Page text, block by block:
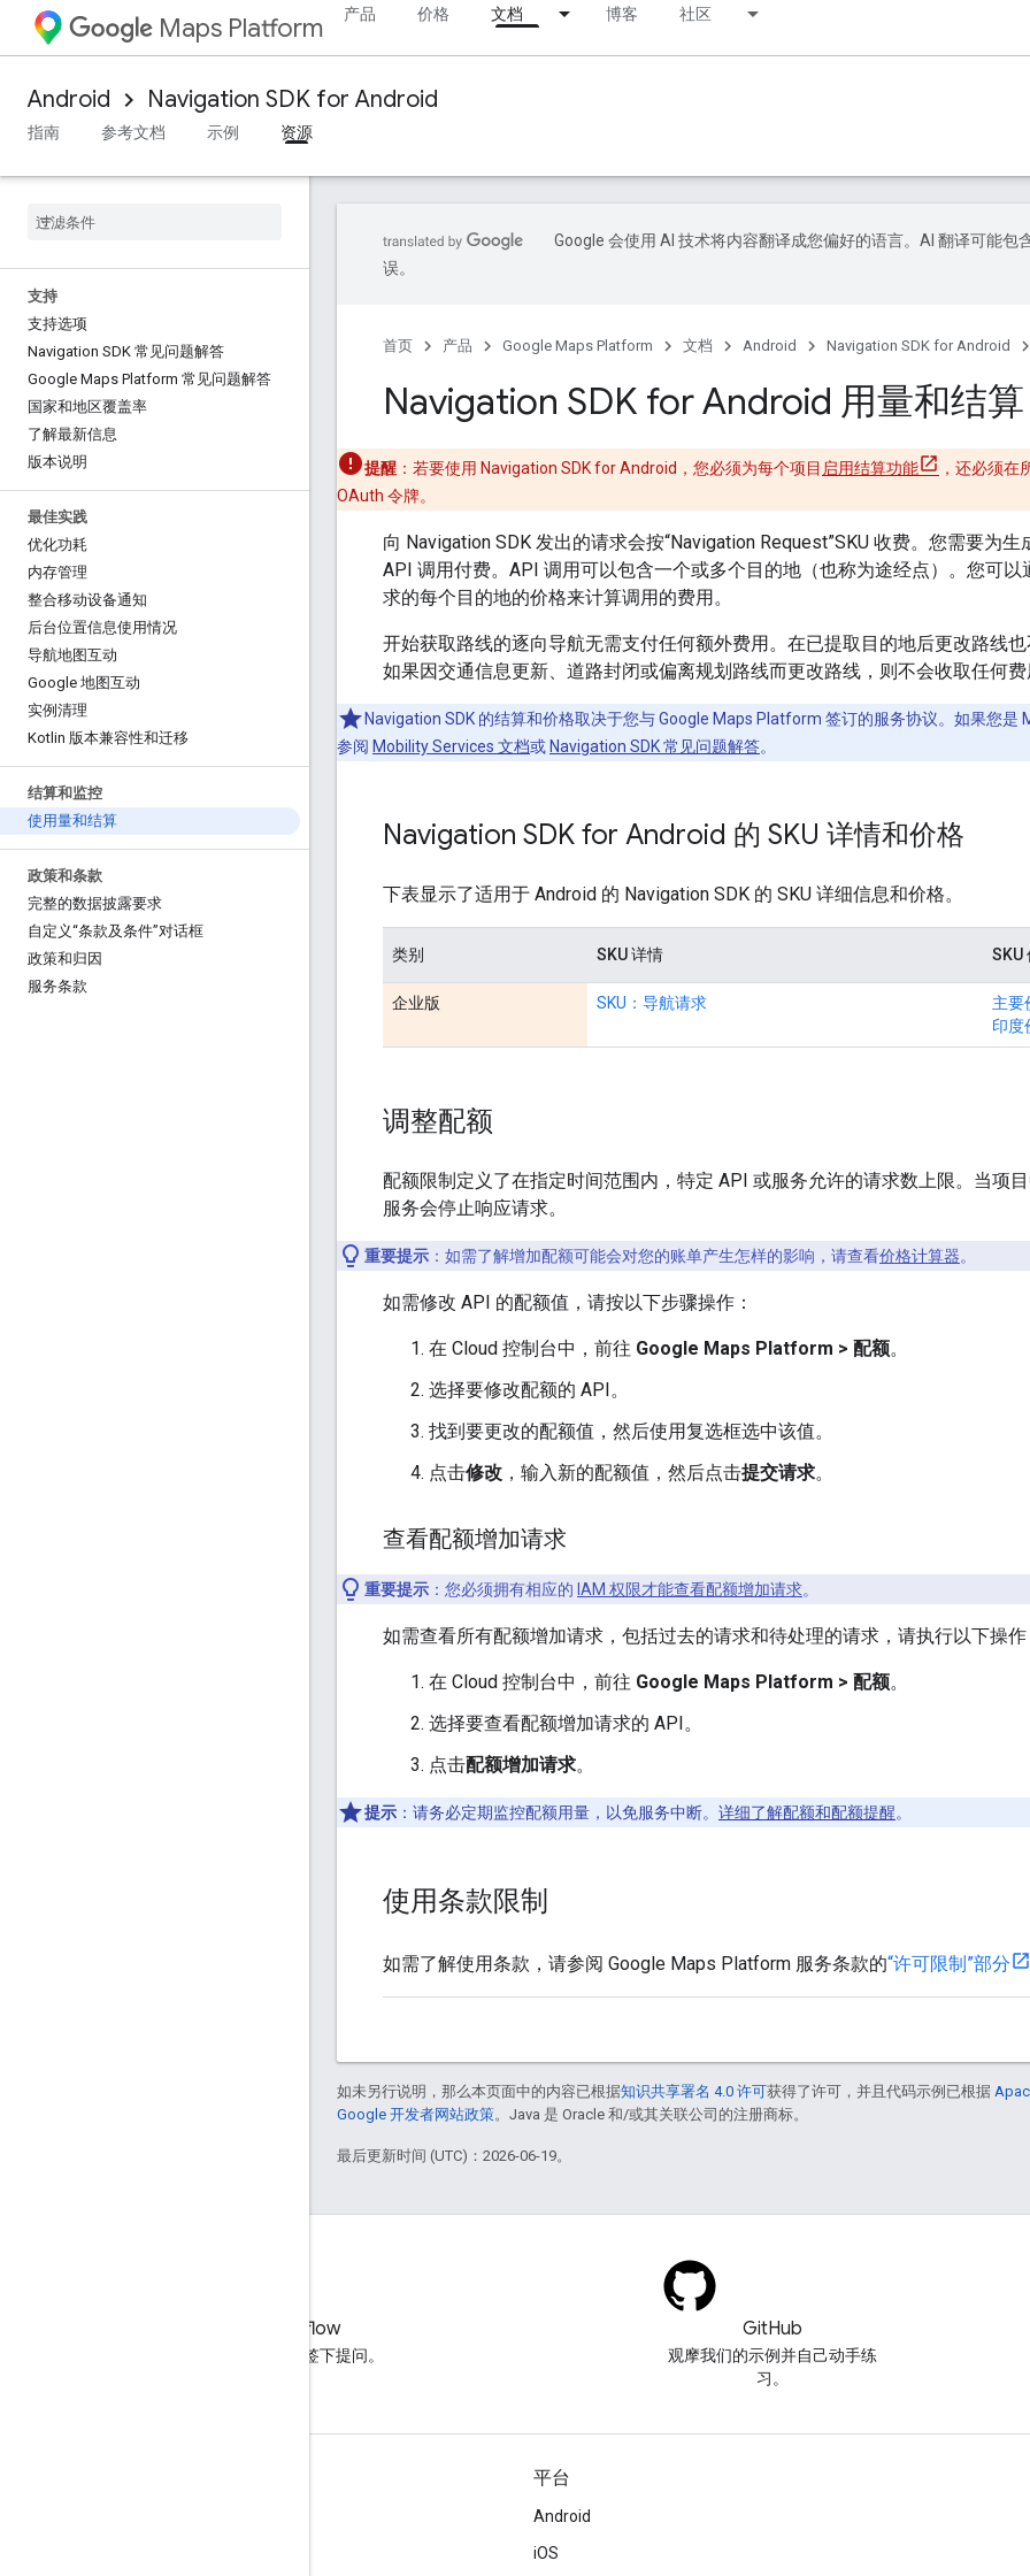
Maps Platform 产品 价格 文档 博客 社区
Android Navigation SDK for Android
指南 参考文档 示例 资源
支持
支持选项
Navigation SDK 常见问题解答
Google Maps Platform 常见问题解答
国家和地区覆盖率
了解最新信息
版本说明
最佳实践
优化功耗
内存管理
整合移动设备通知
后台位置信息使用情况
导航地图互动
Google 地图互动
实例清理
Kotlin 版本兼容性和迁移
结算和监控
使用量和结算
政策和条款
完整的数据披露要求
自定义“条款及条件”对话框
政策和归因
服务条款
Google 会使用 AI 技术将内容翻译成您偏好的语言。AI 翻译可能包
误。
首页 产品 Google Maps Platform 文档 Android Navigation SDK for Android
Navigation SDK for Android 用量和结算
提醒 ：若要使用 Navigation SDK for Android，您必须为每个项目 启用结算功能
，还必须在
OAuth 令牌。
向 Navigation SDK 发出的请求会按“Navigation Request”SKU 收费。您需要为
API 调用付费。API 调用可以包含一个或多个目的地（也称为途经点）。您可
求的每个目的地的价格来计算调用的费用。
开始获取路线的逐向导航无需支付任何额外费用。在已提取目的地后更改路线
如果因交通信息更新、道路封闭或偏离规划路线而更改路线，则不会收取任何
Navigation SDK 的结算和价格取决于您与 Google Maps Platform 签订的服务协议。如果您是
参阅 Mobility Services 文档或 Navigation SDK 常见问题解答。
Navigation SDK for Android 的 SKU 详情和价格
下表显示了适用于 Android 的 Navigation SDK 的 SKU 详细信息和价格。
类别 SKU 详情 SKU
企业版 SKU：导航请求
主要
印度
调整配额
配额限制定义了在指定时间范围内，特定 API 或服务允许的请求数上限。当项
服务会停止响应请求。
重要提示 ：如需了解增加配额可能会对您的账单产生怎样的影响，请查看价格计算器。
如需修改 API 的配额值，请按以下步骤操作：
在 Cloud 控制台中，前往 Google Maps Platform > 配额。
选择要修改配额的 API。
找到要更改的配额值，然后使用复选框选中该值。
点击修改 ，输入新的配额值，然后点击提交请求。
查看配额增加请求
重要提示 ：您必须拥有相应的 IAM 权限才能查看配额增加请求。
如需查看所有配额增加请求，包括过去的请求和待处理的请求，请执行以下操
在 Cloud 控制台中，前往 Google Maps Platform > 配额。
选择要查看配额增加请求的 API。
点击配额增加请求。
提示 ：请务必定期监控配额用量，以免服务中断。 详细了解配额和配额提醒。
使用条款限制
如需了解使用条款，请参阅 Google Maps Platform 服务条款的“许可限制”部分
如未另行说明，那么本页面中的内容已根据知识共享署名 4.0 许可获得了许可，并且代码示例已根据
Google 开发者网站政策。Java 是 Oracle 和/或其关联公司的注册商标。
最后更新时间 (UTC)：2026-06-19。
Stack Overflow
在 google-maps 标签下提问。
GitHub
观摩我们的示例并自己动手练
习。
平台
Android
iOS